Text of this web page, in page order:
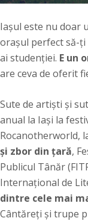
Iașul este nu doar
orașul perfect să-ți
ai studenției. E un
are ceva de oferit
Sute de artiști și
anual la Iași la
Rocanotherworld,
și zbor din țară,
Publicul Tânăr
Internațional de
dintre cele mai
Cântăreți și trupe